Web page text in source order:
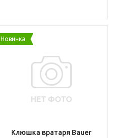
Новинка
Клюшка вратаря Bauer